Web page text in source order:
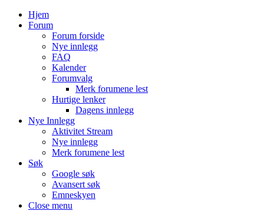
Hjem
Forum
Forum forside
Nye innlegg
FAQ
Kalender
Forumvalg
Merk forumene lest
Hurtige lenker
Dagens innlegg
Nye Innlegg
Aktivitet Stream
Nye innlegg
Merk forumene lest
Søk
Google søk
Avansert søk
Emneskyen
Close menu